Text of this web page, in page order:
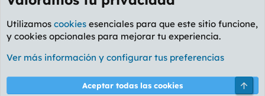
Foro General
Cookies
PL OLDSTYLE AMARILLO
Términos y reglas Política de privacidad Ayuda
Utilizamos cookies esenciales para que este sitio funcione,
y cookies opcionales para mejorar tu experiencia.
Ver más información y configurar tus preferencias
Aceptar todas las cookies